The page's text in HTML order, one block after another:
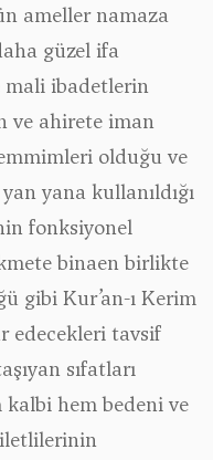
ameller namaza
güzel ifa
mali ibadetlerin
ve ahirete iman
olduğu ve
yana kullanıldığı
fonksiyonel
binaen birlikte
gibi Kur’an-ı Kerim
edecekleri tavsif
sıfatları
kalbi hem bedeni ve